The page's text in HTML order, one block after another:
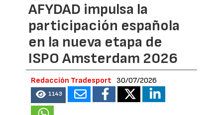
AFYDAD impulsa la
participación española
en la nueva etapa de
ISPO Amsterdam 2026
Redacción Tradesport 30/07/2026
1143